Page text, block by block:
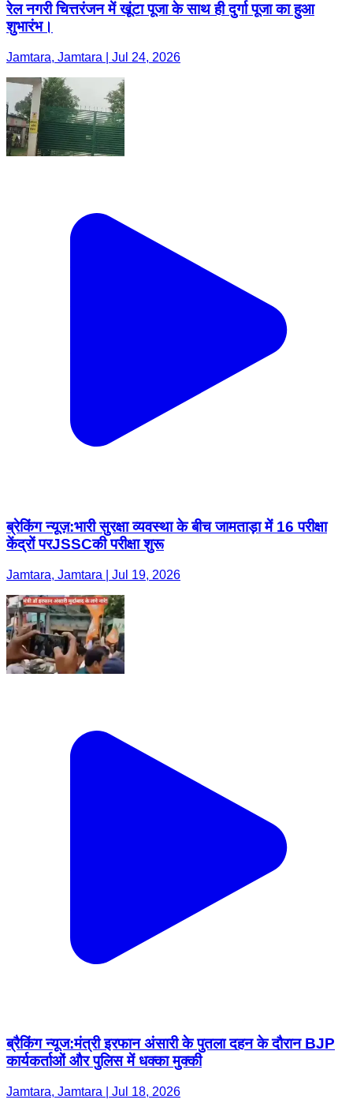
रेल नगरी चित्तरंजन में खूंटा पूजा के साथ ही दुर्गा पूजा का हुआ
शुभारंभ।
Jamtara, Jamtara | Jul 24, 2026
ब्रेकिंग न्यूज़:भारी सुरक्षा व्यवस्था के बीच जामताड़ा में 16 परीक्षा
केंद्रों परJSSCकी परीक्षा शुरू
Jamtara, Jamtara | Jul 19, 2026
ब्रैकिंग न्यूज:मंत्री इरफान अंसारी के पुतला दहन के दौरान BJP
कार्यकर्ताओं और पुलिस में धक्का मुक्की
Jamtara, Jamtara | Jul 18, 2026